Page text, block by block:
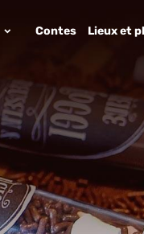
Contes Lieux et